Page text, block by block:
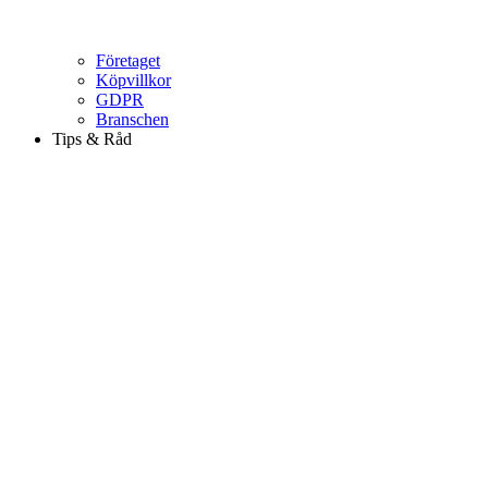
Företaget
Köpvillkor
GDPR
Branschen
Tips & Råd